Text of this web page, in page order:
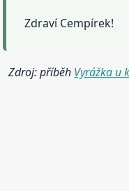
Zdraví Cempírek!
Zdroj: příběh Vyrážka u